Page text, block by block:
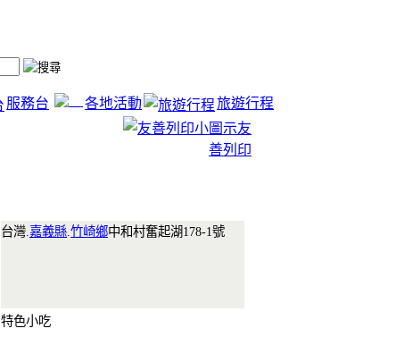
服務台 各地活動 旅遊行程
友
善列印
台灣. 嘉義縣 竹崎鄉中和村奮起湖178-1號
特色小吃